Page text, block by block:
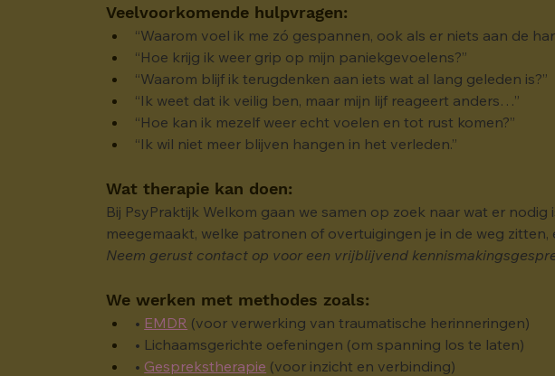
Veelvoorkomende hulpvragen:
“Waarom voel ik me zó gespannen, ook als er niets aan de
“Hoe krijg ik weer grip op mijn paniekgevoelens?”
“Waarom blijf ik terugdenken aan iets wat al lang geleden is?”
“Ik weet dat ik veilig ben, maar mijn lijf reageert anders…”
“Hoe kan ik mezelf weer echt voelen en tot rust komen?”
“Ik wil niet meer blijven hangen in het verleden.”
Wat therapie kan doen:
Bij PsyPraktijk Welkom gaan we samen op zoek naar wat er
meegemaakt, welke patronen of overtuigingen je in de weg
Neem gerust contact op voor een vrijblijvend
We werken met methodes zoals:
• EMDR (voor verwerking van traumatische herinneringen)
• Lichaamsgerichte oefeningen (om spanning los te laten)
• Gesprekstherapie (voor inzicht en verbinding)